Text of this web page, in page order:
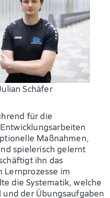
Schäfer
für die
Maßnahmen,
spielerisch gelernt
ihn das
Lernprozesse im
die Systematik, welche
der Übungsaufgaben